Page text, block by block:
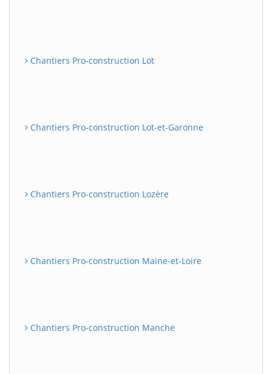
Chantiers Pro-construction Lot
Chantiers Pro-construction Lot-et-Garonne
Chantiers Pro-construction Lozère
Chantiers Pro-construction Maine-et-Loire
Chantiers Pro-construction Manche